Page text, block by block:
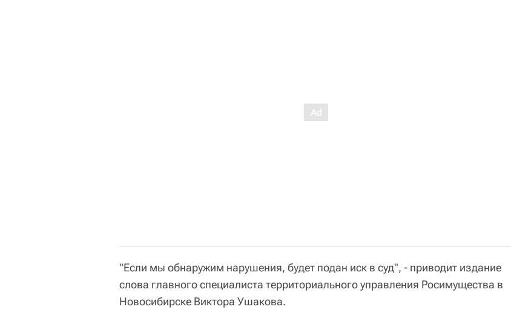
"Если мы обнаружим нарушения, будет подан иск в суд", - приводит издание
слова главного специалиста территориального управления Росимущества в
Новосибирске Виктора Ушакова.